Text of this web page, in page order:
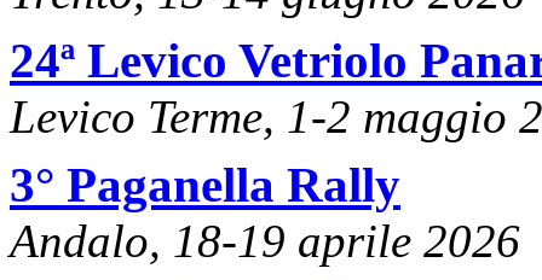
24ª Levico Vetriolo
Levico Terme, 1-2 maggio
3° Paganella Rally
Andalo, 18-19 aprile 2026